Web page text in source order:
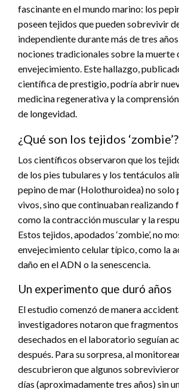
fascinante en el mundo marino: los
poseen tejidos que pueden sobrevivir
independiente durante más de tres
nociones tradicionales sobre la muerte
envejecimiento. Este hallazgo,
científica de prestigio, podría abrir
medicina regenerativa y la
de longevidad.
¿Qué son los tejidos ‘zombie’?
Los científicos observaron que los
de los pies tubulares y los tentáculos
pepino de mar (Holothuroidea) no solo
vivos, sino que continuaban realizando
como la contracción muscular y la
Estos tejidos, apodados ‘zombie’, no
envejecimiento celular típico, como la
daño en el ADN o la senescencia.
Un experimento que duró años
El estudio comenzó de manera
investigadores notaron que
desechados en el laboratorio seguían
después. Para su sorpresa, al
descubrieron que algunos
días (aproximadamente tres años) sin